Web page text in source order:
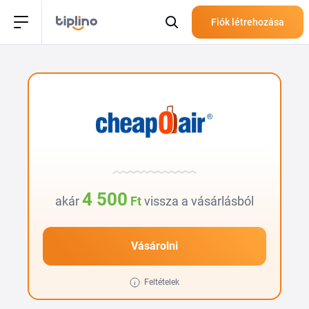
Fiók létrehozása
akár4 500 Ftvissza a vásárlásból
Vásárolni
Feltételek